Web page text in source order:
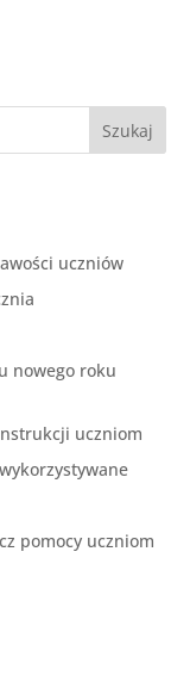
Szukaj
uczniów
nowego roku
uczniom
pomocy uczniom